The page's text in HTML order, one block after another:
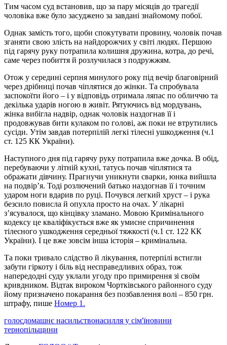
Тим часом суд встановив, що за пару місяців до трагедії
чоловіка вже було засуджено за завдані знайомому побої.
Однак замість того, щоби спокутувати провину, чоловік почав
зганяти свою злість на найдорожчих у світі людях. Першою
під гарячу руку потрапила колишня дружина, котра, до речі,
саме через побиття й розлучилася з подружжям.
Отож у середині серпня минулого року під вечір благовірний
через дрібниці почав чіплятися до жінки. Та спробувала
заспокоїти його – і у відповідь отримала ляпас по обличчю та
декілька ударів ногою в живіт. Рятуючись від мордувань,
жінка вибігла надвір, однак чоловік наздогнав її і
продовжував бити кулаком по голові, аж поки не втрутились
сусіди. Утім завдав потерпілій легкі тілесні ушкодження (ч.1
ст. 125 КК України).
Наступного дня під гарячу руку потрапила вже дочка. В обід,
перебуваючи у літній кухні, татусь почав чіплятися та
ображати дівчину. Прагнучи уникнути сварки, юнка вийшла
на подвір’я. Тоді розлючений батько наздогнав її і точним
ударом ноги вдарив по руці. Почувся легкий хруст – і рука
безсило повисла й опухла просто на очах. У лікарні
з’ясувалося, що кінцівку зламано. Мовою Кримінального
кодексу це кваліфікується вже як умисне спричинення
тілесного ушкодження середньої тяжкості (ч.1 ст. 122 КК
України). І це вже зовсім інша історія – кримінальна.
Та поки тривало слідство й лікування, потерпілі встигли
забути гіркоту і біль від несправедливих образ, тож
напередодні суду уклали угоду про примирення зі своїм
кривдником. Відтак вироком Чортківського районного суду
йому призначено покарання без позбавлення волі – 850 грн.
штрафу, пише Номер 1.
голосдомашнє насильствонасилля у сім'їновини
тернопільщини